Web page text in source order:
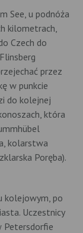
See, u podnóża
kilometrach,
Czech do
przez
w punkcie
do kolejnej
która
kolarstwa
Poręba).
kolejowym, po
Uczestnicy
Petersdorfie